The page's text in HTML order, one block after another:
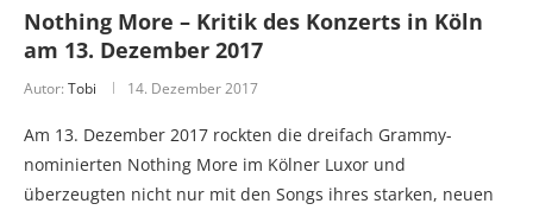
Nothing More – Kritik des Konzerts in Köln
am 13. Dezember 2017
Autor: Tobi 14. Dezember 2017
Am 13. Dezember 2017 rockten die dreifach Grammy-
nominierten Nothing More im Kölner Luxor und
überzeugten nicht nur mit den Songs ihres starken, neuen